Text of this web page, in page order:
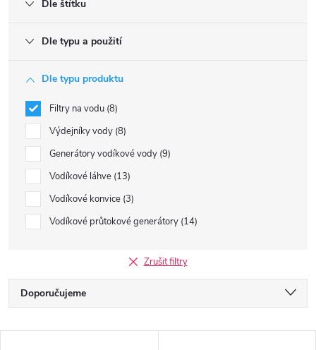
Dle štítku
Dle typu a použití
Dle typu produktu
Filtry na vodu 8
Výdejníky vody 8
Generátory vodíkové vody 9
Vodíkové láhve 13
Vodíkové konvice 3
Vodíkové průtokové generátory 14
Zrušit filtry
Ř
a
Doporučujeme